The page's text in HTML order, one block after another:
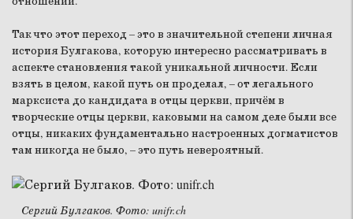
Так что этот переход – это в значительной степени личная
история Булгакова, которую интересно рассматривать в
аспекте становления такой уникальной личности. Если
взять в целом, какой путь он проделал, – от легального
марксиста до кандидата в отцы церкви, причём в
творческие отцы церкви, каковыми на самом деле были все
отцы, никаких фундаментально настроенных догматистов
там никогда не было, – это путь невероятный.
Сергий Булгаков. Фото: unifr.ch